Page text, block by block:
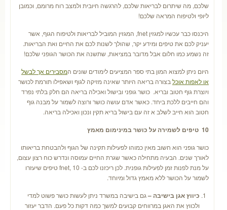
שלכם, מה שיתרום לבריאות שלכם, להרגשה חיובית ולמצב רוח מרומם, וכמובן
ליופי ולטיפוח המראה שלכם!
היכנסו כבר עכשיו למגזין fnet, המגזין המוביל לבריאות ולטיפוח הגוף, אשר
יעניק לכם את טיפים ומידע יקר, שהולך לשנות לכם את החיים ואת הבריאות.
זה נשמע כמו חלום אבל מדובר במציאות, שתשנה את הכושר הגופני שלכם!
היום ניתן למצוא המון בתי ספר המציעים לימודים שונים המסבירים אך לבשל
או לאפות אוכל בצורה בריאה היותר שאינה מזיקה לגוף ושאפילו תורמת לכושר
ויוצרת גוף חטוב ובריא. כושר גופני ובישול ואכילה בריאה הם חלק בלתי נפרד
והם חייבים ללכת ביחד. כאשר אדם עושה כושר ורוצה לשמור על מבנה גוף
חטוב הוא חייב לשלב א זה עם בישול בריא תקין ונכון ואכילה בריאה.
10 טיפים לשמירה על כושר במינימום מאמץ
כושר גופני הוא חשוב מאין כמוהו לפעילות תקינה של הגוף ולהבטחת בריאותו
לאורך שנים. הבעיה מתחילה כאשר שגרת החיים עמוסה ונדרש כוח רצון עצום,
על מנת לפנות זמן לפעילות גופנית. לכן ריכזנו לכם ב- fnet, 10 טיפים שיעזרו
לשמור על הכושר ללא מאמץ גדול ומיוחד.
כיווץ אגן בישיבה –גם בישיבה במשרד ניתן לעשות כושר פשוט למדי
ולכווץ את האגן במרווחים קבועים למשך כמה דקות כל פעם. הדבר יעזור